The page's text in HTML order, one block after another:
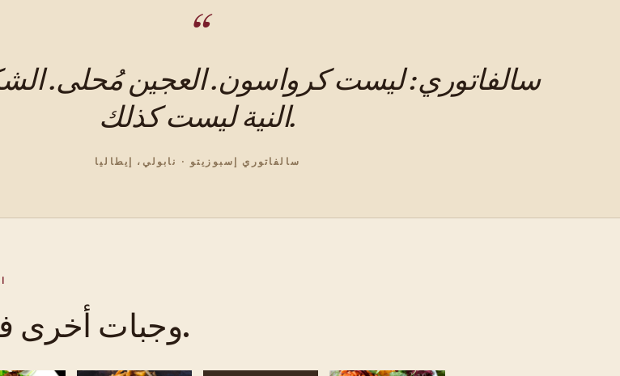
سالفاتوري: ليست كرواسون. العجين مُحلى.
النية ليست كذلك.
سالفاتوري إسبوزيتو · نابولي، إيطاليا
وجبات أخرى في هذا المطبخ.